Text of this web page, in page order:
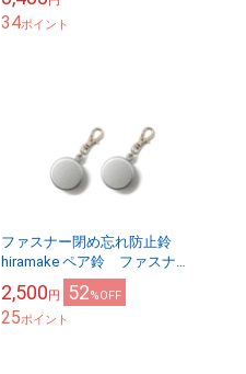
34ポイント
ファスナー閉め忘れ防止鈴
hiramake ペア鈴 ファスナー
2つ用 シルバー
2,500円 52%OFF
25ポイント